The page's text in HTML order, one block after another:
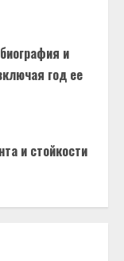
и
год ее
и стойкости